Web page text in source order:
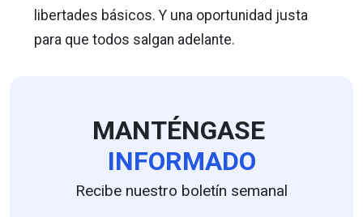
libertades básicos. Y una oportunidad justa
para que todos salgan adelante.
MANTÉNGASE
INFORMADO
Recibe nuestro boletín semanal